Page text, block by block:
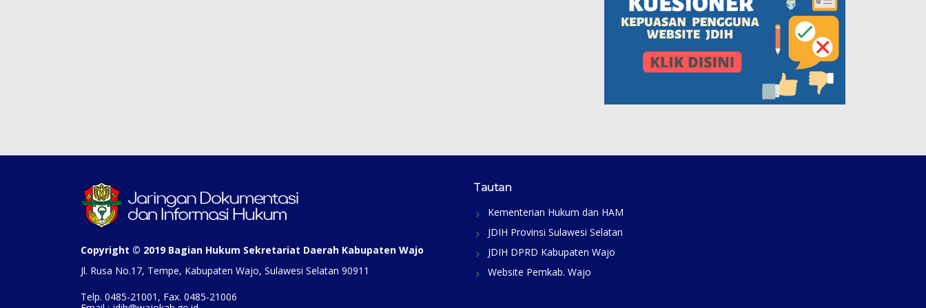
Copyright © 2019 Bagian Hukum Sekretariat Daerah Kabupaten Wajo
Jl. Rusa No.17, Tempe, Kabupaten Wajo, Sulawesi Selatan 90911
Telp. 0485-21001, Fax. 0485-21006
Tautan
Kementerian Hukum dan HAM
JDIH Provinsi Sulawesi Selatan
JDIH DPRD Kabupaten Wajo
Website Pemkab. Wajo